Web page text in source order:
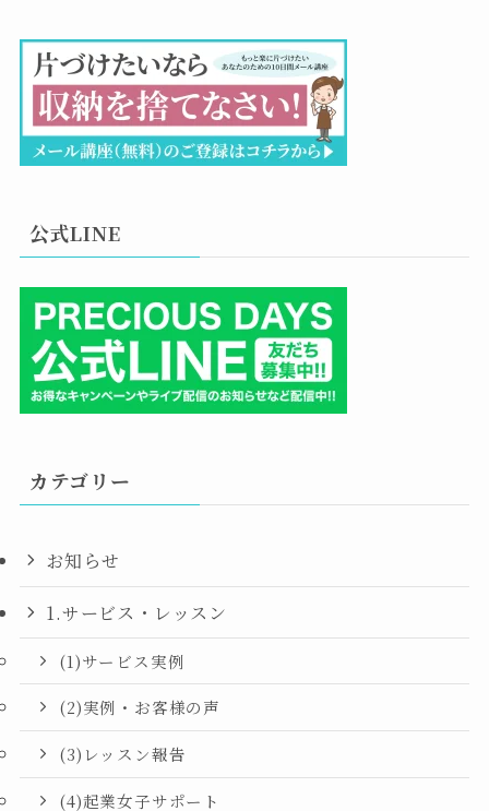
公式LINE
カテゴリー
お知らせ
1.サービス・レッスン
(1)サービス実例
(2)実例・お客様の声
(3)レッスン報告
(4)起業女子サポート